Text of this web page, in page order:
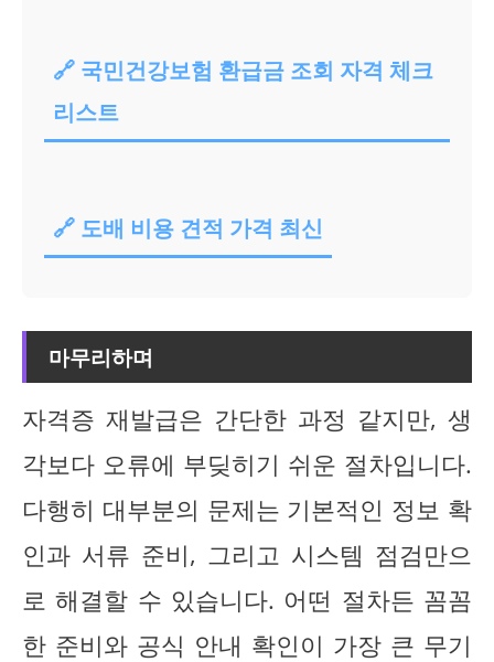
🔗 국민건강보험 환급금 조회 자격 체크
리스트
🔗 도배 비용 견적 가격 최신
마무리하며
자격증 재발급은 간단한 과정 같지만, 생
각보다 오류에 부딪히기 쉬운 절차입니다.
다행히 대부분의 문제는 기본적인 정보 확
인과 서류 준비, 그리고 시스템 점검만으
로 해결할 수 있습니다. 어떤 절차든 꼼꼼
한 준비와 공식 안내 확인이 가장 큰 무기